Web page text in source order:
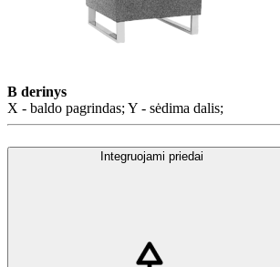
B derinys
X - baldo pagrindas; Y - sėdima dalis;
Integruojami priedai